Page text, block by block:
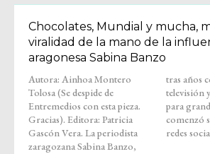
Chocolates, Mundial y mucha,
viralidad de la mano de la
aragonesa Sabina Banzo
Autora: Ainhoa Montero
Tolosa (Se despide de
Entremedios con esta pieza.
Gracias). Editora: Patricia
Gascón Vera. La periodista
zaragozana Sabina Banzo,
tras años como reportera de
televisión y locutora de spots
para grandes marcas,
comenzó su andadura en
redes